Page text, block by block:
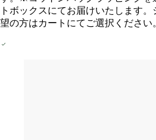
トボックスにてお届けいたします
望の方はカートにてご選択ください